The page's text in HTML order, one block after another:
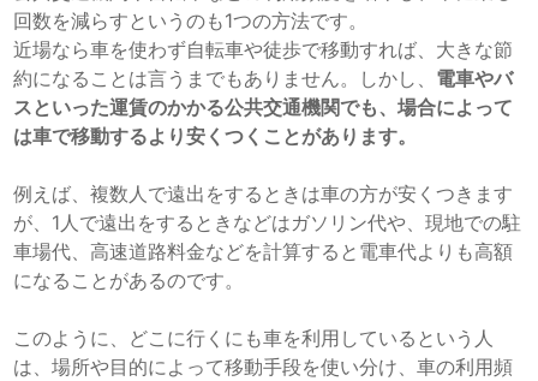
回数を減らすというのも1つの方法です。
近場なら車を使わず自転車や徒歩で移動すれば、大きな節
約になることは言うまでもありません。しかし、 電車やバ
スといった運賃のかかる公共交通機関でも、場合によって
は車で移動するより安くつくことがあります。
例えば、複数人で遠出をするときは車の方が安くつきます
が、1人で遠出をするときなどはガソリン代や、現地での駐
車場代、高速道路料金などを計算すると電車代よりも高額
になることがあるのです。
このように、どこに行くにも車を利用しているという人
は、場所や目的によって移動手段を使い分け、車の利用頻